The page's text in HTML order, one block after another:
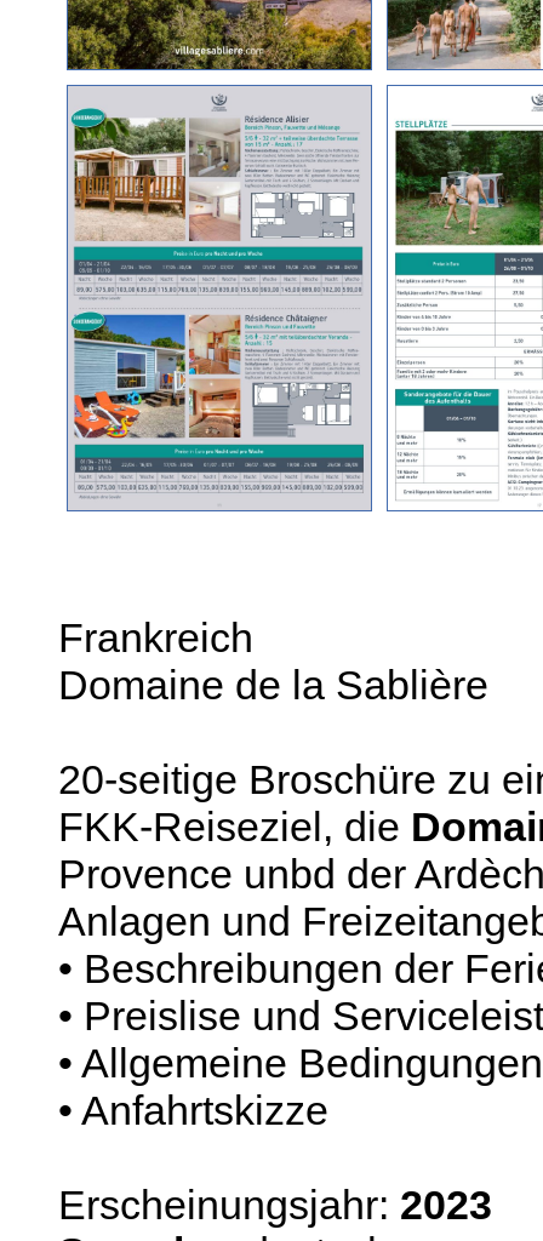
Frankreich
Domaine de la Sablière
20-seitige Broschüre zu
FKK-Reiseziel, die
Provence unbd der
Anlagen und
• Beschreibungen der
• Preislise und
• Allgemeine
• Anfahrtskizze
Erscheinungsjahr: 2023